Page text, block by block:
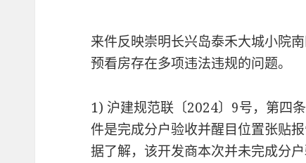
来件反映崇明长兴岛泰禾大城小院
预看房存在多项违法违规的问题。
1) 沪建规范联〔2024〕9号，第四
件是完成分户验收并醒目位置张贴报
据了解，该开发商本次并未完成分